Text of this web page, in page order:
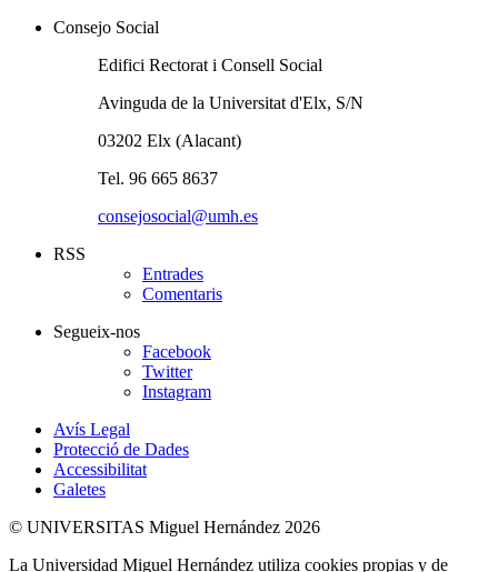
Consejo Social
Edifici Rectorat i Consell Social
Avinguda de la Universitat d'Elx, S/N
03202 Elx (Alacant)
Tel. 96 665 8637
consejosocial@umh.es
RSS
Entrades
Comentaris
Segueix-nos
Facebook
Twitter
Instagram
Avís Legal
Protecció de Dades
Accessibilitat
Galetes
© UNIVERSITAS Miguel Hernández 2026
La Universidad Miguel Hernández utiliza cookies propias y de